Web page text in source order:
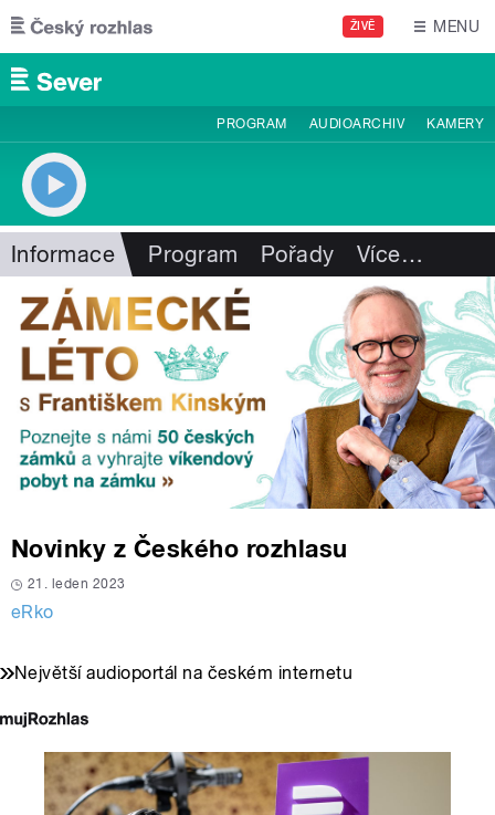
Přejít k hlavnímu obsahu
ŽIVĚ MENU
PROGRAM AUDIOARCHIV KAMERY
Informace Program Pořady Více…
Novinky z Českého rozhlasu
21. leden 2023
eRko
Největší audioportál na českém internetu